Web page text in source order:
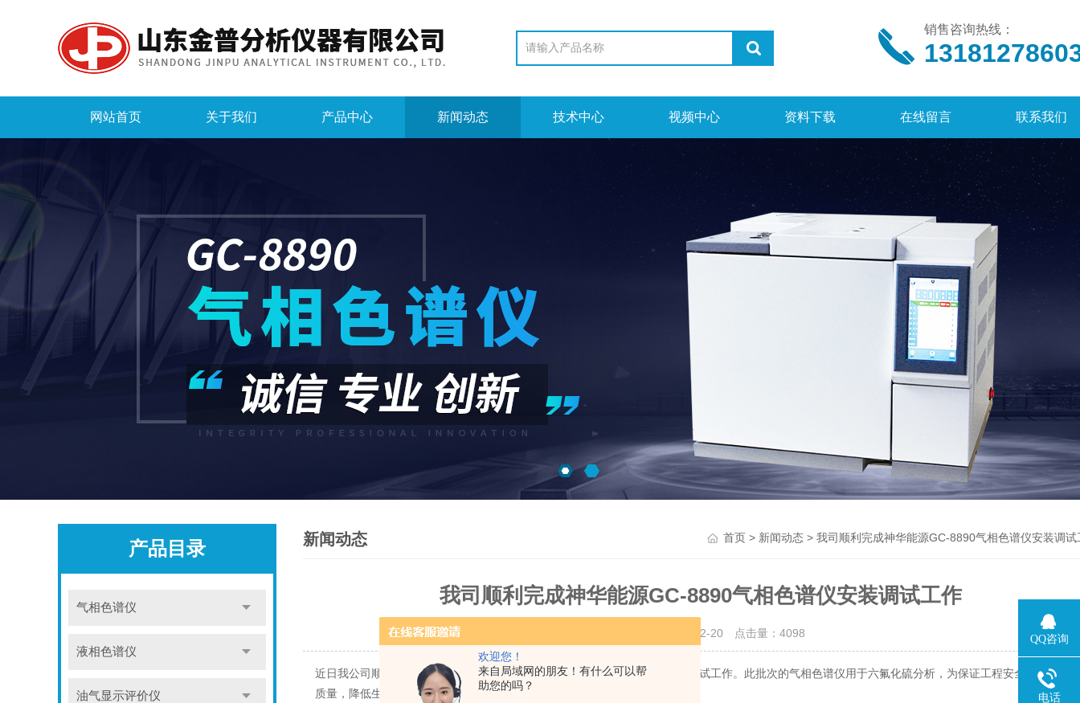
欢迎您！
来自局域网的朋友！有什么可以帮
助您的吗？
销售咨询热线：
网站首页 关于我们 产品中心 新闻动态 技术中心 视频中心 资料下载 在线留言 联系我们
产品目录
气相色谱仪
液相色谱仪
油气显示评价仪
新闻动态 首页 > 新闻动态 > 我司顺利完成神华能源GC-8890气相色谱仪安装调试
我司顺利完成神华能源GC-8890气相色谱仪安装调试工作
更新时间：2022-12-20 点击量：4098
近日我公司顺利完成神华能源神东煤炭分公司的GC-8890气相色谱仪
的安装调试工作。此批次的气相色谱仪用于六氟化硫分析，为保证工程安全，提高产
质量，降低生产成本，实现循环经济，发展绿色能源作出应有的保障。
QQ咨询
电话